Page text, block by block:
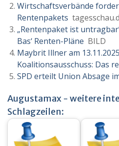
Wirtschaftsverbände
Rentenpakets
„Rentenpaket ist
Bas‘ Renten-Pläne BILD
Maybrit Illner am
Koalitionsausschuss: Das
SPD erteilt Union Absage
Augustamax - weitere
Schlagzeilen: